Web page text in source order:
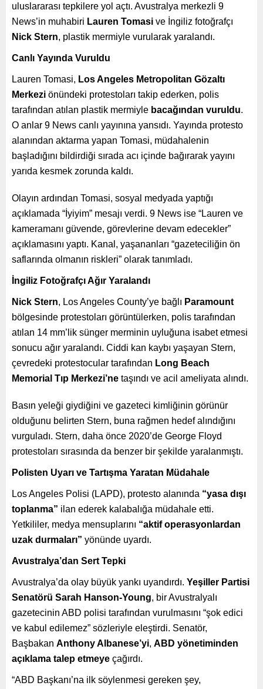
uluslararası tepkilere yol açtı. Avustralya merkezli 9
News’in muhabiri Lauren Tomasi ve İngiliz fotoğrafçı
Nick Stern, plastik mermiyle vurularak yaralandı.
Canlı Yayında Vuruldu
Lauren Tomasi, Los Angeles Metropolitan Gözaltı
Merkezi önündeki protestoları takip ederken, polis
tarafından atılan plastik mermiyle bacağından vuruldu.
O anlar 9 News canlı yayınına yansıdı. Yayında protesto
alanından aktarma yapan Tomasi, müdahalenin
başladığını bildirdiği sırada acı içinde bağırarak yayını
yarıda kesmek zorunda kaldı.
Olayın ardından Tomasi, sosyal medyada yaptığı
açıklamada “İyiyim” mesajı verdi. 9 News ise “Lauren ve
kameramanı güvende, görevlerine devam edecekler”
açıklamasını yaptı. Kanal, yaşananları “gazeteciliğin ön
saflarında olmanın riskleri” olarak tanımladı.
İngiliz Fotoğrafçı Ağır Yaralandı
Nick Stern, Los Angeles County’ye bağlı Paramount
bölgesinde protestoları görüntülerken, polis tarafından
atılan 14 mm’lik sünger merminin uyluğuna isabet etmesi
sonucu ağır yaralandı. Ciddi kan kaybı yaşayan Stern,
çevredeki protestocular tarafından Long Beach
Memorial Tıp Merkezi’ne taşındı ve acil ameliyata alındı.
Basın yeleği giydiğini ve gazeteci kimliğinin görünür
olduğunu belirten Stern, buna rağmen hedef alındığını
vurguladı. Stern, daha önce 2020’de George Floyd
protestoları sırasında da benzer bir şekilde yaralanmıştı.
Polisten Uyarı ve Tartışma Yaratan Müdahale
Los Angeles Polisi (LAPD), protesto alanında “yasa dışı
toplanma” ilan ederek kalabalığa müdahale etti.
Yetkililer, medya mensuplarını “aktif operasyonlardan
uzak durmaları” yönünde uyardı.
Avustralya’dan Sert Tepki
Avustralya’da olay büyük yankı uyandırdı. Yeşiller Partisi
Senatörü Sarah Hanson-Young, bir Avustralyalı
gazetecinin ABD polisi tarafından vurulmasını “şok edici
ve kabul edilemez” sözleriyle eleştirdi. Senatör,
Başbakan Anthony Albanese’yi, ABD yönetiminden
açıklama talep etmeye çağırdı.
“ABD Başkanı’na ilk söylenmesi gereken şey,